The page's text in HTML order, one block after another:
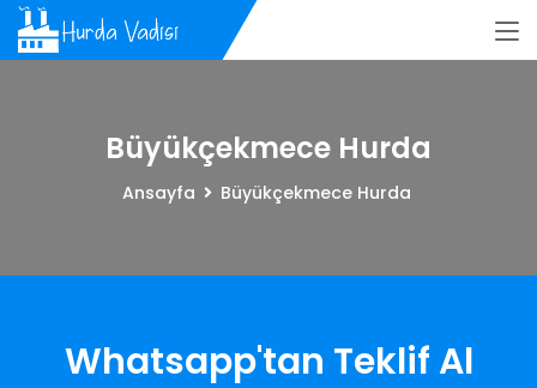
Büyükçekmece Hurda
Ansayfa Büyükçekmece Hurda
Whatsapp'tan Teklif Al